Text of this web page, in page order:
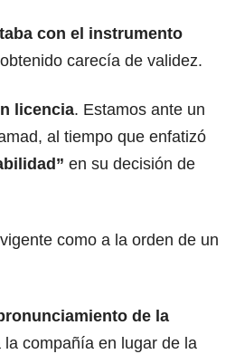
con el instrumento
carecía de validez.
licencia. Estamos ante un
al tiempo que enfatizó
en su decisión de
como a la orden de un
de la
compañía en lugar de la